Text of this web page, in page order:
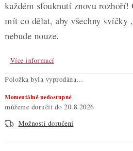
každém sfouknutí znovu rozhoří!
mít co dělat, aby všechny svíčky
nebude nouze.
Více informací
Položka byla vyprodána…
Momentálně nedostupné
20.8.2026
Možnosti doručení